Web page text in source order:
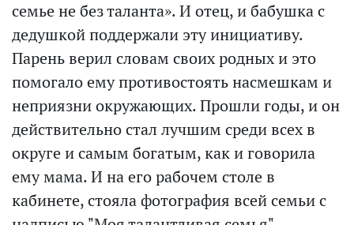
семье не без таланта». И отец, и бабушка с
дедушкой поддержали эту инициативу.
Парень верил словам своих родных и это
помогало ему противостоять насмешкам и
неприязни окружающих. Прошли годы, и он
действительно стал лучшим среди всех в
округе и самым богатым, как и говорила
ему мама. И на его рабочем столе в
кабинете, стояла фотография всей семьи с